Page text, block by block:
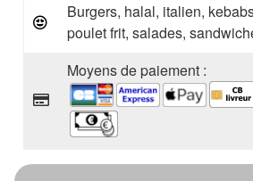
Burgers, halal, italien,
poulet frit, salades,
Moyens de paiement :